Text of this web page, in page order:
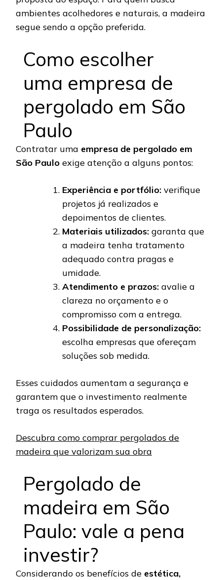
ambientes acolhedores e naturais, a madeira
segue sendo a opção preferida.
Como escolher
uma empresa de
pergolado em São
Paulo
Contratar uma empresa de pergolado em
São Paulo exige atenção a alguns pontos:
Experiência e portfólio: verifique
projetos já realizados e
depoimentos de clientes.
Materiais utilizados: garanta que
a madeira tenha tratamento
adequado contra pragas e
umidade.
Atendimento e prazos: avalie a
clareza no orçamento e o
compromisso com a entrega.
Possibilidade de personalização:
escolha empresas que ofereçam
soluções sob medida.
Esses cuidados aumentam a segurança e
garantem que o investimento realmente
traga os resultados esperados.
Descubra como comprar pergolados de
madeira que valorizam sua obra
Pergolado de
madeira em São
Paulo: vale a pena
investir?
Considerando os benefícios de estética,